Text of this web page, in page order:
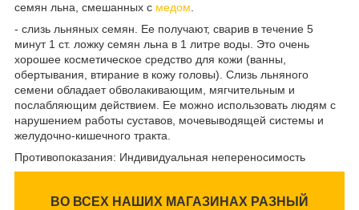
семян льна, смешанных с медом.
- слизь льняных семян. Ее получают, сварив в течение 5
минут 1 ст. ложку семян льна в 1 литре воды. Это очень
хорошее косметическое средство для кожи (ванны,
обертывания, втирание в кожу головы). Слизь льняного
семени обладает обволакивающим, мягчительным и
послабляющим действием. Ее можно использовать людям с
нарушением работы суставов, мочевыводящей системы и
желудочно-кишечного тракта.
Противопоказания: Индивидуальная непереносимость
ВО ВСЕХ НАШИХ МАГАЗИНАХ РАЗНЫЙ